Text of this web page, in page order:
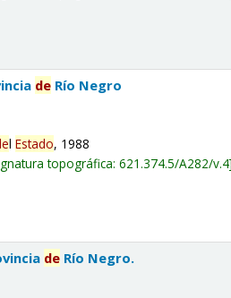
de Río Negro
lEstado, 1988
topográfica:621.374.5/A282/v.4
de Río Negro.